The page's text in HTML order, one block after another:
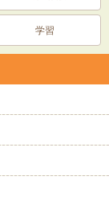
学習